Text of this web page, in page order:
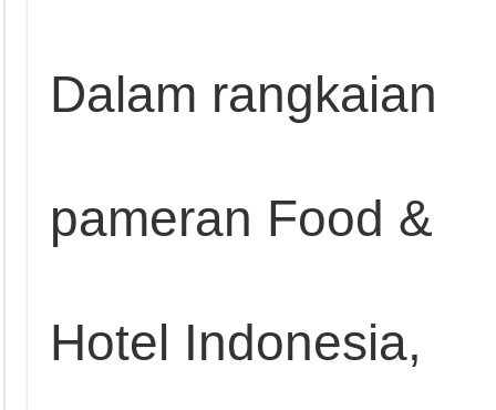
Dalam rangkaian
pameran Food &
Hotel Indonesia,